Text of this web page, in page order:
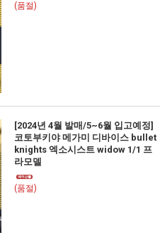
(품절)
[2024년 4월 발매/5~6월 입고예정]
코토부키야 메가미 디바이스 bullet
knights 엑소시스트 widow 1/1 프
라모델
(품절)